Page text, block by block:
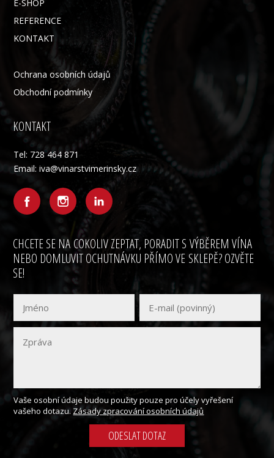
E-SHOP
REFERENCE
KONTAKT
Ochrana osobních údajů
Obchodní podmínky
KONTAKT
Tel: 728 464 871
Email: iva@vinarstvimerinsky.cz
CHCETE SE NA COKOLIV ZEPTAT, PORADIT S VÝBĚREM VÍNA
NEBO DOMLUVIT OCHUTNÁVKU PŘÍMO VE SKLEPĚ? OZVĚTE
SE!
Vaše osobní údaje budou použity pouze pro účely vyřešení
vašeho dotazu. Zásady zpracování osobních údajů
ODESLAT DOTAZ